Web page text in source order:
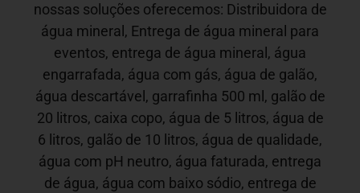
nossas soluções oferecemos: Distribuidora de
água mineral, Entrega de água mineral para
eventos, entrega de água mineral, água
engarrafada, água com gás, água de galão,
água descartável, garrafinha 500 ml, galão de
20 litros, caixa copo, água de 5 litros, água de
6 litros, galão de 10 litros, água de qualidade,
água com pH neutro, água faturada, entrega
de água, água com baixo sódio, entrega de